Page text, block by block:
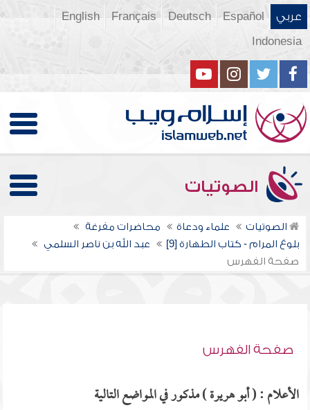
عربي Español
Deutsch
Français
English
Indonesia
الصوتيات
الصوتيات علماء ودعاة
محاضرات مفرغة
بلوغ المرام - كتاب الطهارة [9]
عبد الله بن ناصر السلمي
صفحة الفهرس
صفحة الفهرس
الأعلام : ( أبو هريرة ) مذكور في المواضع التالية